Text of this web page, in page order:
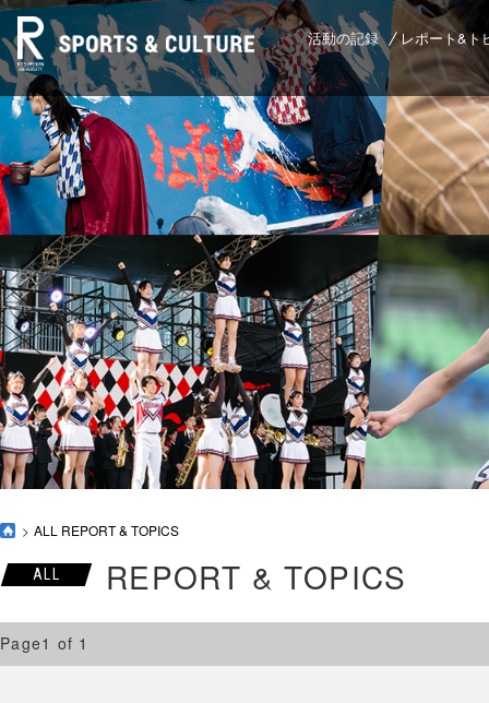
活動の記録 レポート&ト
ALL REPORT & TOPICS
ALL REPORT & TOPICS
Page1 of 1